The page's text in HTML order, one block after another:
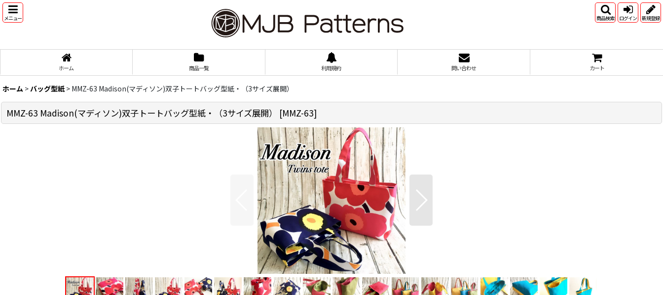
メニュー 商品検索 ログイン 新規登録
ホーム 商品一覧 利用規約 問い合わせ カート
ホーム >バッグ型紙 > MMZ-63 Madison(マディソン)双子トートバッグ型紙・（3サイズ展開）
MMZ-63 Madison(マディソン)双子トートバッグ型紙・（3サイズ展開） [MMZ-63]